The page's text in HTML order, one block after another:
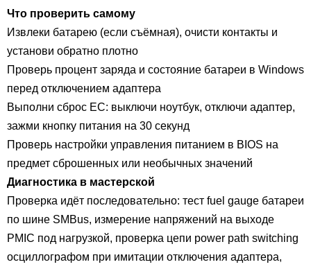
Что проверить самому
Извлеки батарею (если съёмная), очисти контакты и
установи обратно плотно
Проверь процент заряда и состояние батареи в Windows
перед отключением адаптера
Выполни сброс EC: выключи ноутбук, отключи адаптер,
зажми кнопку питания на 30 секунд
Проверь настройки управления питанием в BIOS на
предмет сброшенных или необычных значений
Диагностика в мастерской
Проверка идёт последовательно: тест fuel gauge батареи
по шине SMBus, измерение напряжений на выходе
PMIC под нагрузкой, проверка цепи power path switching
осциллографом при имитации отключения адаптера,